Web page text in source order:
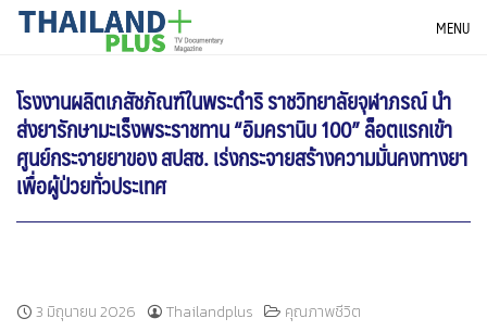
SkipTHAILANDPLUS NEWS MENU
โรงงานผลิตเภสัชภัณฑ์ในพระดำริ ราชวิทยาลัยจุฬาภรณ์ นำ
ส่งยารักษามะเร็งพระราชทาน “อิมครานิบ 100” ล็อตแรกเข้า
ศูนย์กระจายยาของ สปสช. เร่งกระจายสร้างความมั่นคงทางยา
เพื่อผู้ป่วยทั่วประเทศ
3 มิถุนายน 2026 Thailandplus คุณภาพชีวิต